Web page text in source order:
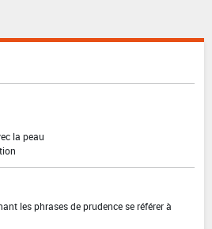
la peau
les phrases de prudence se référer à